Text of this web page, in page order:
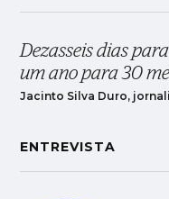
Dezasseis dias
um ano para 30
Jacinto Silva Duro,
ENTREVISTA